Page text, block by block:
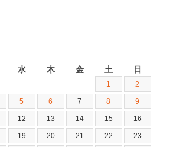
水 木 金 土 日
1 2
5 6 7 8 9
12 13 14 15 16
19 20 21 22 23